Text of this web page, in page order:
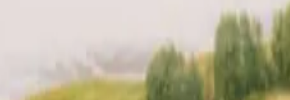
LokasjonAnmeldelser